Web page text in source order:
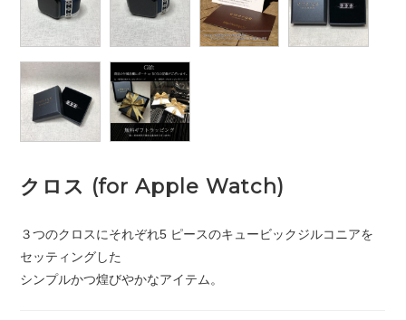
クロス (for Apple Watch)
３つのクロスにそれぞれ5 ピースのキュービックジルコニアを
セッティングした
シンプルかつ煌びやかなアイテム。